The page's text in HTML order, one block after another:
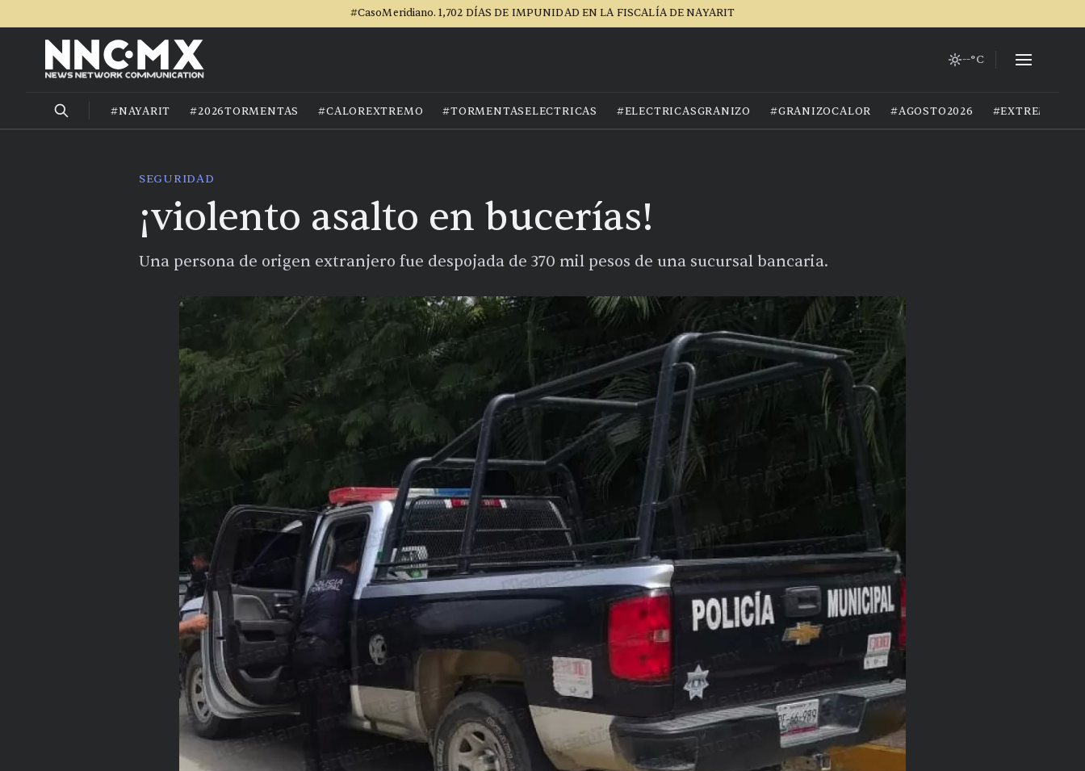
#CasoMeridiano. 1,702 DÍAS DE IMPUNIDAD EN LA FISCALÍA DE NAYARIT
--°C
#NAYARIT #2026TORMENTAS #CALOREXTREMO #TORMENTASELECTRICAS #ELECTRICASGRANIZO #GRANIZOCALOR #AGOSTO2026
SEGURIDAD
¡violento asalto en bucerías!
Una persona de origen extranjero fue despojada de 370 mil pesos de una sucursal bancaria.